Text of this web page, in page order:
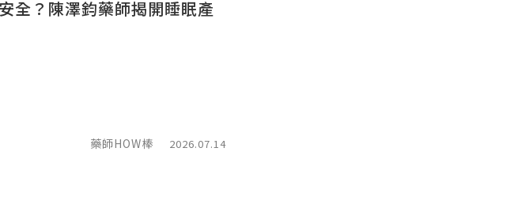
全？陳澤鈞藥師揭開睡眠產
藥師HOW棒 2026.07.14